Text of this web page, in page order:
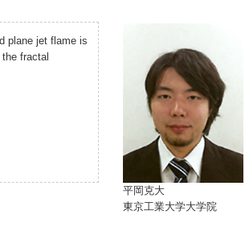
plane jet flame is
fractal
平岡克大
東京工業大学大学院